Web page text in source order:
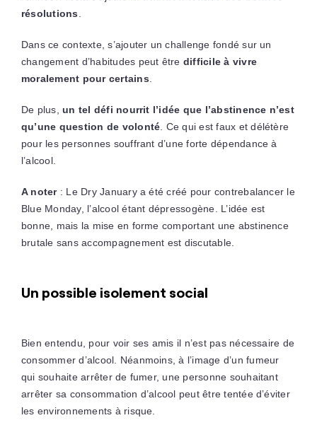
résolutions
Dans ce contexte, s’ajouter un challenge fondé sur un
changement d’habitudes peut être difficile à vivre
moralement pour certains
De plus,un tel défi nourrit l’idée que l’abstinence n’est
qu’une question de volonté . Ce qui est faux et délétère
pour les personnes souffrant d’une forte dépendance à
l’alcool.
A noter: Le Dry January a été créé pour contrebalancer le
Blue Monday, l’alcool étant dépressogène. L’idée est
bonne, mais la mise en forme comportant une abstinence
brutale sans accompagnement est discutable.
Un possible isolement social
Bien entendu, pour voir ses amis il n’est pas nécessaire de
consommer d’alcool. Néanmoins, à l’image d’un fumeur
qui souhaite arrêter de fumer, une personne souhaitant
arrêter sa consommation d’alcool peut être tentée d’éviter
les environnements à risque.